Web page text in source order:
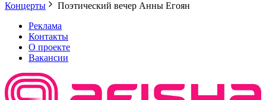
Концерты
Поэтический вечер Анны Егоян
Реклама
Контакты
О проекте
Вакансии